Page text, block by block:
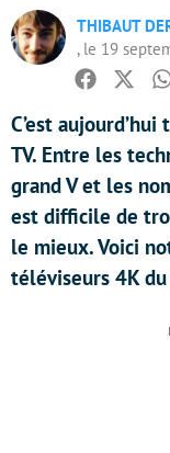
THIBAUT
, le 19
Facebook
C’est
TV. Entre les
grand V et les
est difficile de
le mieux. Voici
téléviseurs 4K